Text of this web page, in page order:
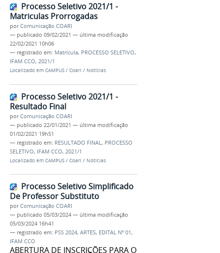
Processo Seletivo 2021/1 -
Matriculas Prorrogadas
porComunicação COARI
— publicado 09/02/2021 — última modificação
22/02/2021 10h06
— registrado em: Matrícula, PROCESSO SELETIVO,
IFAM CCO, 2021/1
Localizado em CAMPUS / Coari / Notícias
Processo Seletivo 2021/1 -
Resultado Final
porComunicação COARI
— publicado 22/01/2021 — última modificação
01/02/2021 19h51
— registrado em: RESULTADO FINAL , PROCESSO
SELETIVO, IFAM CCO, 2021/1
Localizado em CAMPUS / Coari / Notícias
Processo Seletivo Simplificado
De Professor Substituto
porComunicação COARI
— publicado 05/03/2024 — última modificação
05/03/2024 16h41
— registrado em: PSS 2024, ARTES, EDITAL Nº 01,
IFAM CCO
ABERTURA DE INSCRIÇÕES PARA O